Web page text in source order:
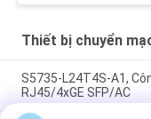
Thiết bị chuyển
S5735-L24T4S-A1,
RJ45/4xGE SFP/AC